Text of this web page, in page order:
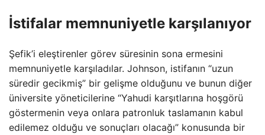
İstifalar memnuniyetle karşılanıyor
Şefik’i eleştirenler görev süresinin sona ermesini
memnuniyetle karşıladılar. Johnson, istifanın “uzun
süredir gecikmiş” bir gelişme olduğunu ve bunun diğer
üniversite yöneticilerine “Yahudi karşıtlarına hoşgörü
göstermenin veya onlara patronluk taslamanın kabul
edilemez olduğu ve sonuçları olacağı” konusunda bir